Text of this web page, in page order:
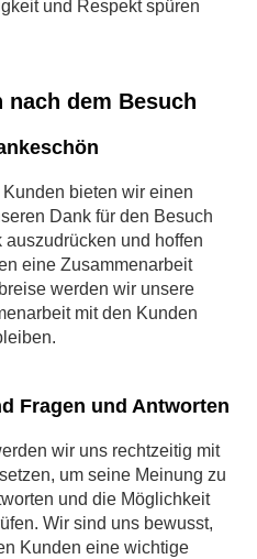
und Respekt spüren
nach dem Besuch
bieten wir einen
Dank für den Besuch
und hoffen
eine Zusammenarbeit
werden wir unsere
mit den Kunden
Fragen und Antworten
wir uns rechtzeitig mit
um seine Meinung zu
und die Möglichkeit
Wir sind uns bewusst,
Kunden eine wichtige